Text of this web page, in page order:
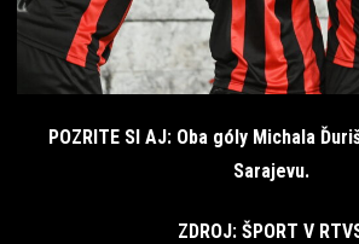
POZRITE SI AJ: Oba góly Michala
Sarajevu.
ZDROJ: ŠPORT V